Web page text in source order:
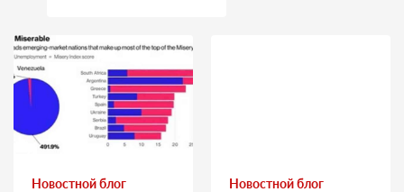
Новостной блог Новостной блог